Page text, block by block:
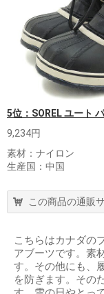
5位：SOREL ユート
9,234円
素材：ナイロン
生産国：中国
この商品の通販
こちらはカナダの
アブーツです。素
す。その他にも、
を防ぎます。その